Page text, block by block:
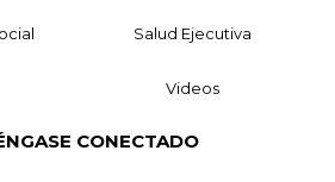
Salud Ejecutiva
Videos
CONECTADO